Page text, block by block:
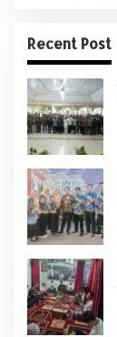
Recent Post